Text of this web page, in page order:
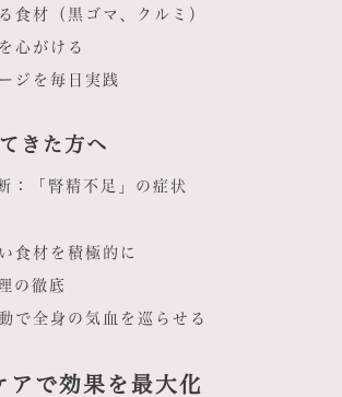
食材（黒ゴマ、クルミ）
心がける
ジを毎日実践
きた方へ
：「腎精不足」の症状
食材を積極的に
の徹底
で全身の気血を巡らせる
アで効果を最大化